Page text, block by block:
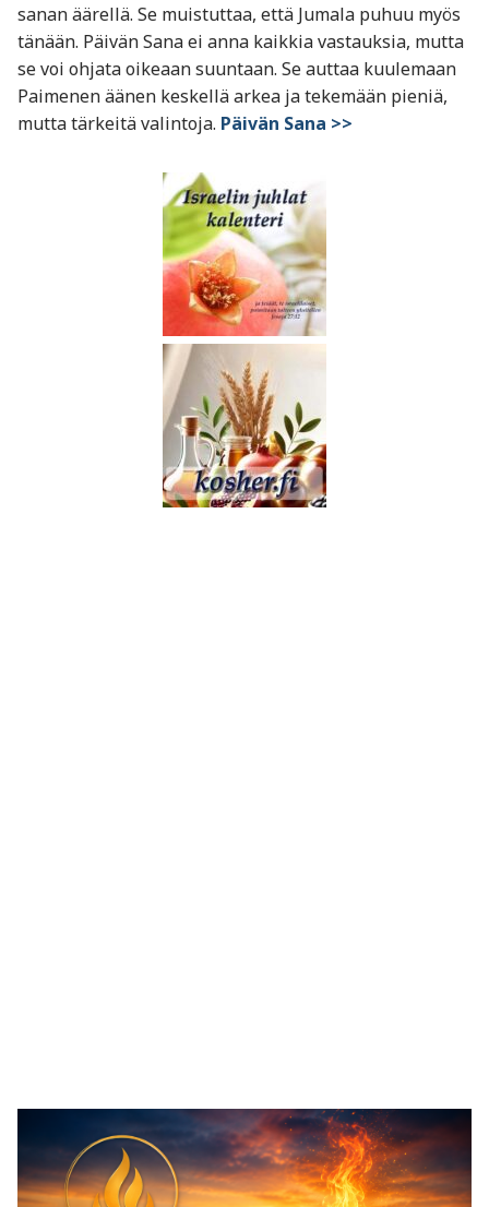
sanan äärellä. Se muistuttaa, että Jumala puhuu myös
tänään. Päivän Sana ei anna kaikkia vastauksia, mutta
se voi ohjata oikeaan suuntaan. Se auttaa kuulemaan
Paimenen äänen keskellä arkea ja tekemään pieniä,
mutta tärkeitä valintoja. Päivän Sana >>